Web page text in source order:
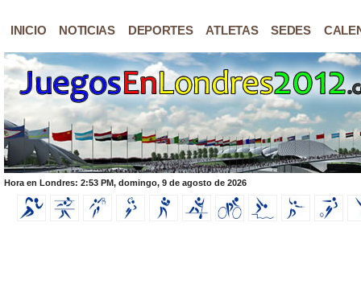
INICIO NOTICIAS DEPORTES ATLETAS SEDES
Hora en Londres: 2:53 PM, domingo, 9 de agosto de 2026